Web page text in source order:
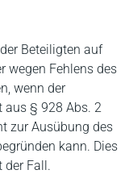
Beteiligten auf
wegen Fehlens des
wenn der
aus § 928 Abs. 2
zur Ausübung des
kann. Dies
der Fall.